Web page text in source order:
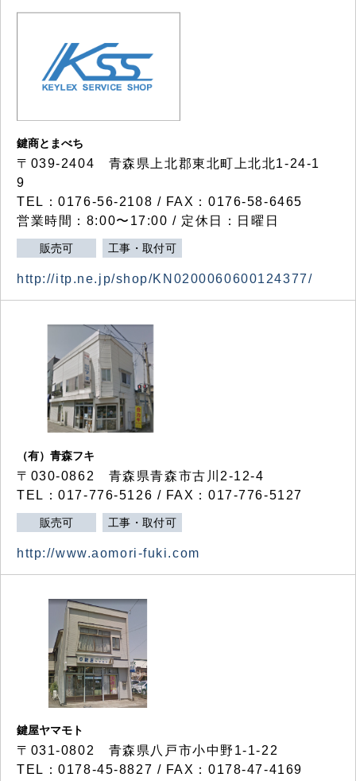
鍵商とまべち
〒039-2404 青森県上北郡東北町上北北1-24-1
9
TEL：0176-56-2108 / FAX：0176-58-6465
営業時間：8:00〜17:00 / 定休日：日曜日
販売可 工事・取付可
http://itp.ne.jp/shop/KN0200060600124377/
（有）青森フキ
〒030-0862 青森県青森市古川2-12-4
TEL：017-776-5126 / FAX：017-776-5127
販売可 工事・取付可
http://www.aomori-fuki.com
鍵屋ヤマモト
〒031-0802 青森県八戸市小中野1-1-22
TEL：0178-45-8827 / FAX：0178-47-4169